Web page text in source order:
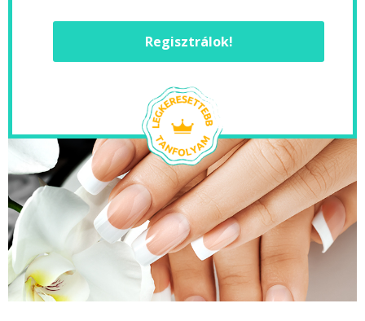
Regisztrálok!